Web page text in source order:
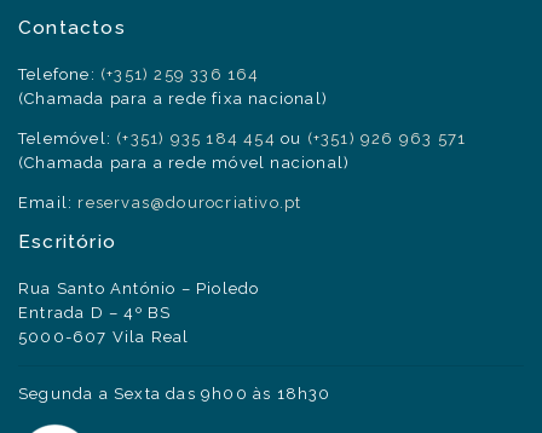
Contactos
Telefone: (+351) 259 336 164
(Chamada para a rede fixa nacional)
Telemóvel: (+351) 935 184 454 ou (+351) 926 963 571
(Chamada para a rede móvel nacional)
Email: reservas@dourocriativo.pt
Escritório
Rua Santo António – Pioledo
Entrada D – 4º BS
5000-607 Vila Real
Segunda a Sexta das 9h00 às 18h30